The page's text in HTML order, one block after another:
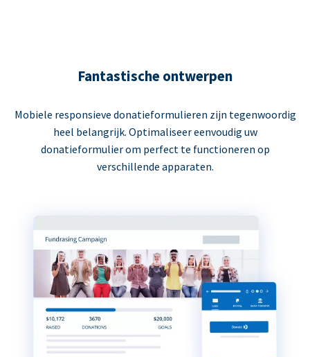
Fantastische ontwerpen
Mobiele responsieve donatieformulieren zijn tegenwoordig
heel belangrijk. Optimaliseer eenvoudig uw
donatieformulier om perfect te functioneren op
verschillende apparaten.